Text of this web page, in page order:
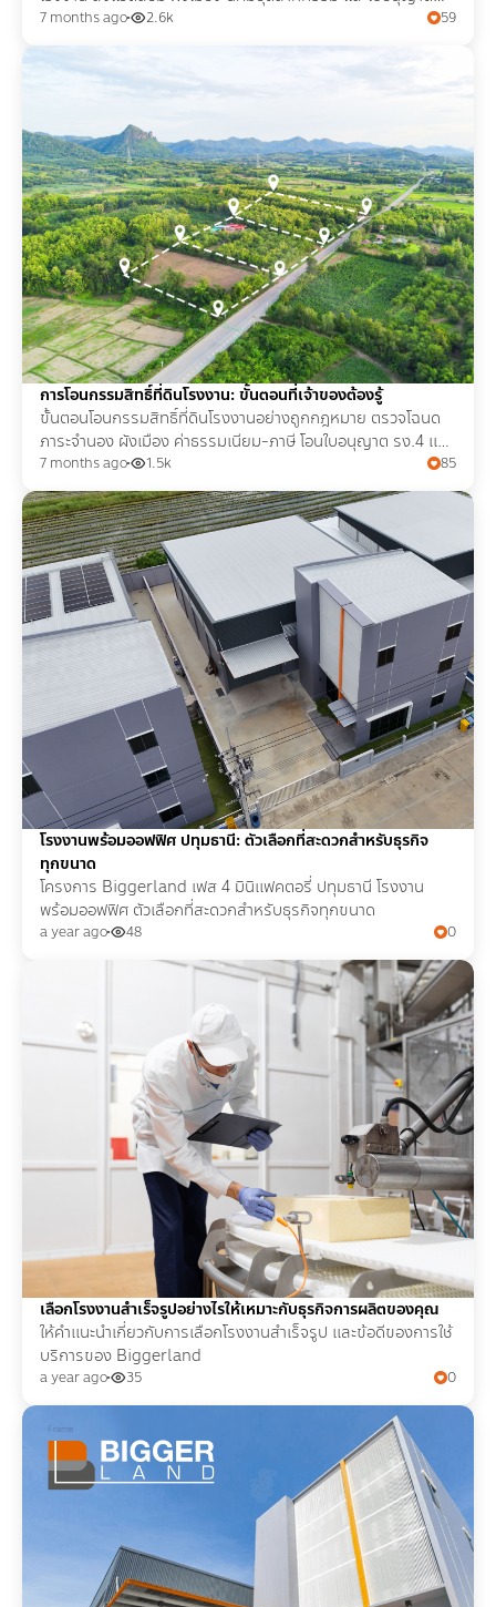
ลดความเสี่ยงทางกฎหมายก่อนลงทุน
7 months ago 2.6k 59
การโอนกรรมสิทธิ์ที่ดินโรงงาน: ขั้นตอนที่เจ้าของต้องรู้
ขั้นตอนโอนกรรมสิทธิ์ที่ดินโรงงานอย่างถูกกฎหมาย ตรวจโฉนด
ภาระจำนอง ผังเมือง ค่าธรรมเนียม-ภาษี โอนใบอนุญาต รง.4 และ
แจ้งหน่วยงานที่เกี่ยวข้องให้ครบ
7 months ago 1.5k 85
โรงงานพร้อมออฟฟิศ ปทุมธานี: ตัวเลือกที่สะดวกสำหรับธุรกิจ
ทุกขนาด
โครงการ Biggerland เฟส 4 มินิแฟคตอรี่ ปทุมธานี โรงงาน
พร้อมออฟฟิศ ตัวเลือกที่สะดวกสำหรับธุรกิจทุกขนาด
a year ago 48 0
เลือกโรงงานสำเร็จรูปอย่างไรให้เหมาะกับธุรกิจการผลิตของคุณ
ให้คำแนะนำเกี่ยวกับการเลือกโรงงานสำเร็จรูป และข้อดีของการใช้
บริการของ Biggerland
a year ago 35 0